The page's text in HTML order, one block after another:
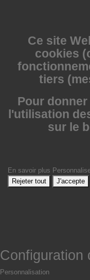
Ce site
cookies
tiers
Pour
l'utilisation
sur le
En savoir plus
Rejeter tout
J'accepte
Configuration
Personnalisation